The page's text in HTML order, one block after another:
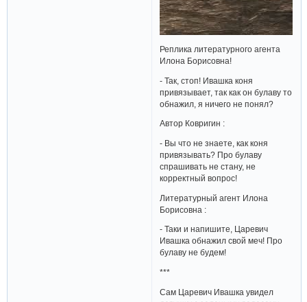
Реплика литературного агента
Илона Борисовна!
- Так, стоп! Ивашка коня
привязывает, так как он булаву то
обнажил, я ничего не понял?
Автор Ковригин :
- Вы что не знаете, как коня
привязывать? Про булаву
спрашивать не стану, не
корректный вопрос!
Литературный агент Илона
Борисовна :
- Таки и напишите, Царевич
Ивашка обнажил свой меч! Про
булаву не будем!
***
Сам Царевич Ивашка увидел